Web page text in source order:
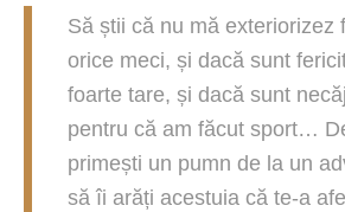
Să știi că nu mă exteriorizez
orice meci, și dacă sunt
foarte tare, și dacă sunt
pentru că am făcut sport…
primești un pumn de la un
să îi arăți acestuia că te-a